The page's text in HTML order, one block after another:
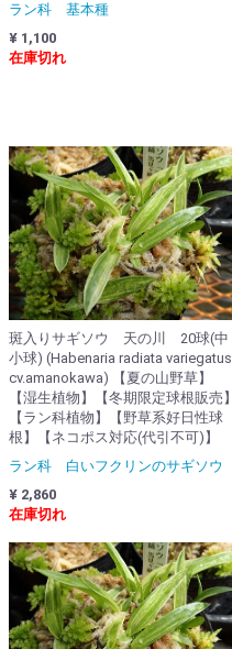
ラン科 基本種
¥ 1,100
在庫切れ
斑入りサギソウ 天の川 20球(中
小球) (Habenaria radiata variegatus
cv.amanokawa) 【夏の山野草】
【湿生植物】【冬期限定球根販売】
【ラン科植物】【野草系好日性球
根】【ネコポス対応(代引不可)】
ラン科 白いフクリンのサギソウ
¥ 2,860
在庫切れ